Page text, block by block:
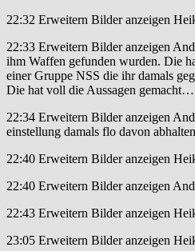
22:32 Erweitern Bilder anzeigen
22:33 Erweitern Bilder anzeigen
ihm Waffen gefunden wurden. Die
einer Gruppe NSS die ihr damals
Die hat voll die Aussagen gemacht…
22:34 Erweitern Bilder anzeigen
einstellung damals flo davon
22:40 Erweitern Bilder anzeigen
22:40 Erweitern Bilder anzeigen
22:43 Erweitern Bilder anzeigen
23:05 Erweitern Bilder anzeigen